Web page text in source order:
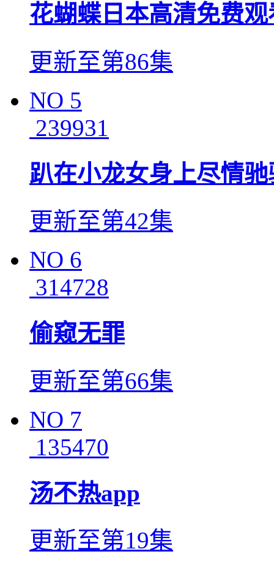
花蝴蝶日本高清免费观
更新至第86集
NO 5
239931
趴在小龙女身上尽情驰
更新至第42集
NO 6
314728
偷窥无罪
更新至第66集
NO 7
135470
汤不热app
更新至第19集